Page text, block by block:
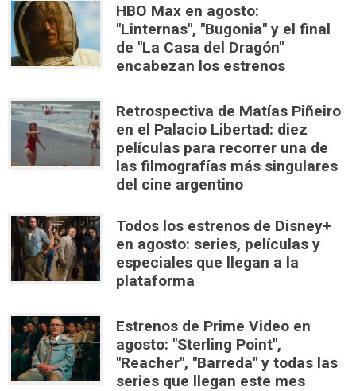
HBO Max en agosto:
"Linternas", "Bugonia" y el final
de "La Casa del Dragón"
encabezan los estrenos
Retrospectiva de Matías Piñeiro
en el Palacio Libertad: diez
películas para recorrer una de
las filmografías más singulares
del cine argentino
Todos los estrenos de Disney+
en agosto: series, películas y
especiales que llegan a la
plataforma
Estrenos de Prime Video en
agosto: "Sterling Point",
"Reacher", "Barreda" y todas las
series que llegan este mes